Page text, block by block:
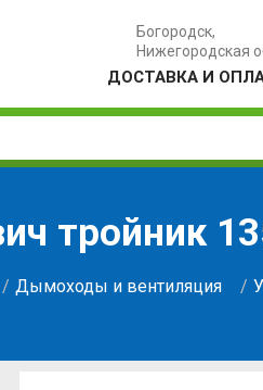
Богородск,
Нижегородская
ДОСТАВКА И
тройник
Дымоходы и вентиляция